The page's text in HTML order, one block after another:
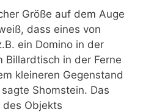
Größe auf dem Auge
dass eines von
ein Domino in der
Billardtisch in der Ferne
kleineren Gegenstand
Shomstein. Das
des Objekts